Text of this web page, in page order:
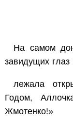
На самом
завидущих
лежала
Годом,
Жмотенко!»